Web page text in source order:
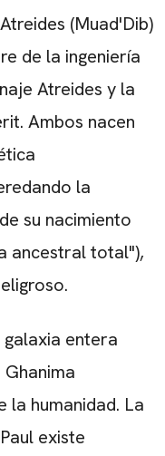
(Muad'Dib)
de la ingeniería
Atreides y la
Ambos nacen
la
su nacimiento
ancestral total"),
entera
la humanidad. La
existe